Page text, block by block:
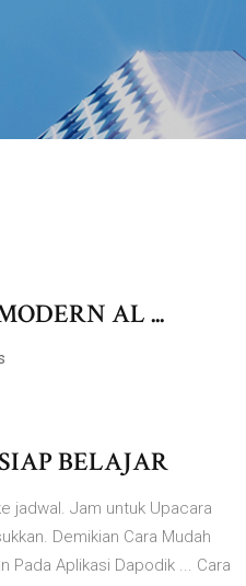
AL ...
BELAJAR
jadwal. Jam untuk Upacara
Demikian Cara Mudah
Pada Aplikasi Dapodik ... Cara